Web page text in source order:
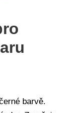
barvě.